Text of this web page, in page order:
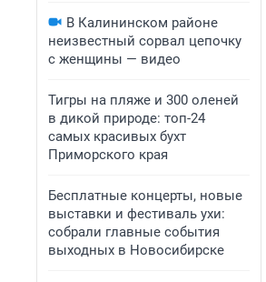
В Калининском районе
неизвестный сорвал цепочку
с женщины — видео
Тигры на пляже и 300 оленей
в дикой природе: топ-24
самых красивых бухт
Приморского края
Бесплатные концерты, новые
выставки и фестиваль ухи:
собрали главные события
выходных в Новосибирске